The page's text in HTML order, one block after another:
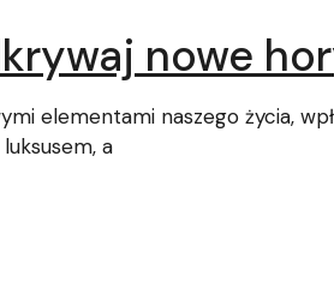
nowe
elementami naszego życia,
a